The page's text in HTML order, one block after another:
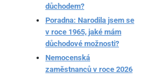
důchodem?
Poradna: Narodila jsem se
v roce 1965, jaké mám
důchodové možnosti?
Nemocenská
zaměstnanců v roce 2026